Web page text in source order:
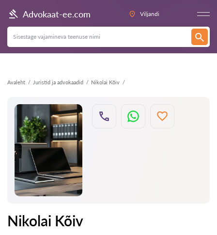
Advokaat-ee.com Viljandi
Avaleht Juristid ja advokaadid Nikolai Kõiv
Tagasi
Nikolai Kõiv